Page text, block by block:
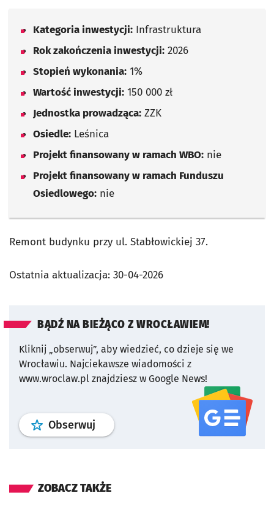
Kategoria inwestycji: Infrastruktura
Rok zakończenia inwestycji: 2026
Stopień wykonania: 1%
Wartość inwestycji: 150 000 zł
Jednostka prowadząca: ZZK
Osiedle: Leśnica
Projekt finansowany w ramach WBO: nie
Projekt finansowany w ramach Funduszu
Osiedlowego: nie
Remont budynku przy ul. Stabłowickiej 37.
Ostatnia aktualizacja: 30-04-2026
BĄDŹ NA BIEŻĄCO Z WROCŁAWIEM!
Kliknij „obserwuj”, aby wiedzieć, co dzieje się we
Wrocławiu. Najciekawsze wiadomości z
www.wroclaw.pl znajdziesz w Google News!
Obserwuj profil serwisu
ZOBACZ TAKŻE